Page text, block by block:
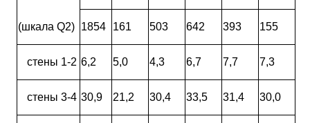
(шкала Q2) 1854 161 503 642 393 155
стены 1-2 6,2 5,0 4,3 6,7 7,7 7,3
стены 3-4 30,9 21,2 30,4 33,5 31,4 30,0